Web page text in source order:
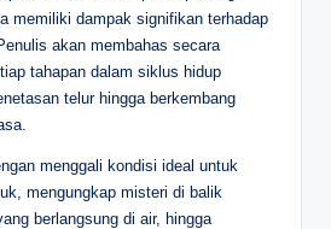
memiliki dampak signifikan terhadap
akan membahas secara
tahapan dalam siklus hidup
telur hingga berkembang
menggali kondisi ideal untuk
mengungkap misteri di balik
berlangsung di air, hingga